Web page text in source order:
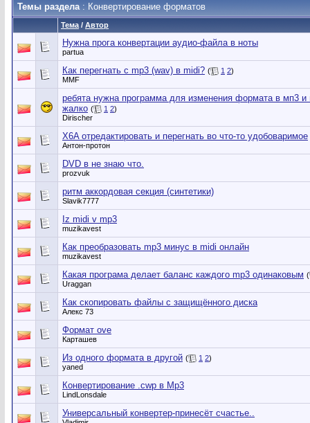
Темы раздела: Конвертирование форматов
Тема / Автор
Нужна прога конвертации аудио-файла в ноты
partua
Как перегнать с mp3 (wav) в midi? ( 1 2)
MMF
ребята нужна программа для изменения формата в мп3 и
жалко ( 1 2)
Dirischer
X6A отредактировать и перегнать во что-то удобоваримое
Антон-протон
DVD в не знаю что.
prozvuk
ритм аккордовая секция (синтетики)
Slavik7777
Iz midi v mp3
muzikavest
Как преобразовать mp3 минус в midi онлайн
muzikavest
Какая програма делает баланс каждого mp3 одинаковым (
Uraggan
Как скопировать файлы с защищённого диска
Алекс 73
Формат ove
Карташев
Из одного формата в другой ( 1 2)
yaned
Конвертирование .cwp в Mp3
LindLonsdale
Универсальный конвертер-принесёт счастье..